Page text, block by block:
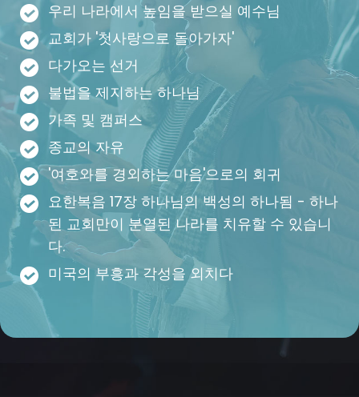
우리 나라에서 높임을 받으실 예수님
교회가 '첫사랑으로 돌아가자'
다가오는 선거
불법을 제지하는 하나님
가족 및 캠퍼스
종교의 자유
'여호와를 경외하는 마음'으로의 회귀
요한복음 17장 하나님의 백성의 하나됨 - 하나
된 교회만이 분열된 나라를 치유할 수 있습니
다.
미국의 부흥과 각성을 외치다